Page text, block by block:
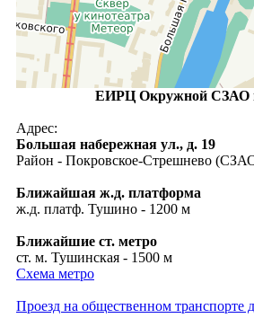
ЕИРЦ Окружной СЗАО
Адрес:
Большая набережная ул., д. 19
Район - Покровское-Стрешнево
Ближайшая ж.д. платформа
ж.д. платф. Тушино - 1200 м
Ближайшие ст. метро
ст. м. Тушинская - 1500 м
Схема метро
Проезд на общественном транспорте